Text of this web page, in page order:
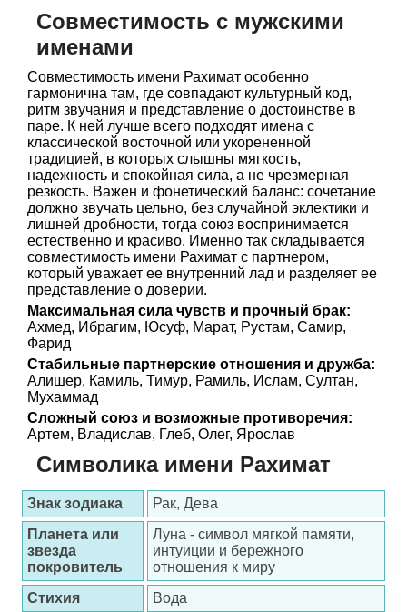
Совместимость с мужскими
именами
Совместимость имени Рахимат особенно
гармонична там, где совпадают культурный код,
ритм звучания и представление о достоинстве в
паре. К ней лучше всего подходят имена с
классической восточной или укорененной
традицией, в которых слышны мягкость,
надежность и спокойная сила, а не чрезмерная
резкость. Важен и фонетический баланс: сочетание
должно звучать цельно, без случайной эклектики и
лишней дробности, тогда союз воспринимается
естественно и красиво. Именно так складывается
совместимость имени Рахимат с партнером,
который уважает ее внутренний лад и разделяет ее
представление о доверии.
Максимальная сила чувств и прочный брак:
Ахмед, Ибрагим, Юсуф, Марат, Рустам, Самир,
Фарид
Стабильные партнерские отношения и дружба:
Алишер, Камиль, Тимур, Рамиль, Ислам, Султан,
Мухаммад
Сложный союз и возможные противоречия:
Артем, Владислав, Глеб, Олег, Ярослав
Символика имени Рахимат
Знак зодиака
Рак, Дева
Планета или
звезда
покровитель
Луна - символ мягкой памяти,
интуиции и бережного
отношения к миру
Стихия
Вода